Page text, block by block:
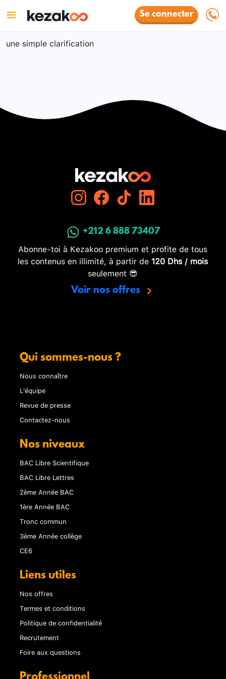
Se connecter
une simple clarification
+212 6 888 73407
Abonne-toi à Kezakoo premium et profite de tous
les contenus en illimité, à partir de 120 Dhs / mois
seulement 😎
Voir nos offres
Qui sommes-nous ?
Nous connaître
L'équipe
Revue de presse
Contactez-nous
Nos niveaux
BAC Libre Scientifique
BAC Libre Lettres
2ème Année BAC
1ère Année BAC
Tronc commun
3ème Année collège
CE6
Liens utiles
Nos offres
Termes et conditions
Politique de confidentialité
Recrutement
Foire aux questions